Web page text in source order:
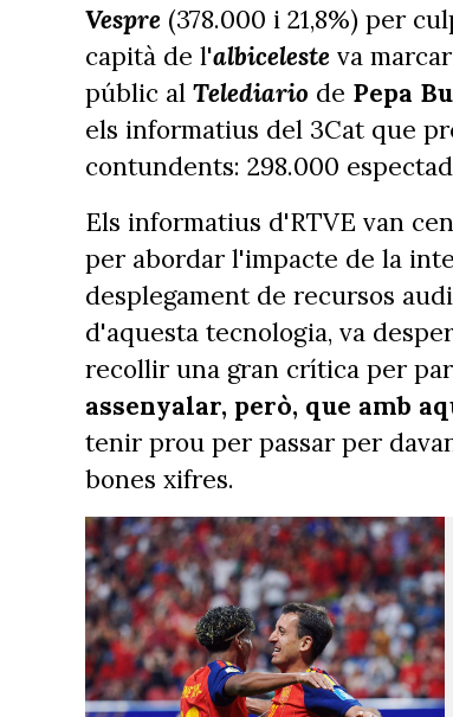
Vespre (378.000 i 21,8%) per
capità de l'albiceleste va
públic al Telediario de Pepa
els informatius del 3Cat que
contundents: 298.000
Els informatius d'RTVE van
per abordar l'impacte de la
desplegament de recursos
d'aquesta tecnologia, va
recollir una gran crítica per
assenyalar, però, que amb
tenir prou per passar per
bones xifres.